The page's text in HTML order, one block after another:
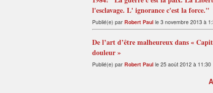
l'esclavage. L' ignorance c'est la force."
Publié(e) par Robert Paul le 3 novembre 2013 à
De l’art d’être malheureux dans «
douleur »
Publié(e) par Robert Paul le 25 août 2012 à 11:30